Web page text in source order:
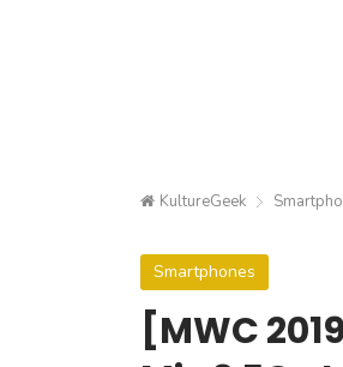
KultureGeek
Smartphones
[MWC